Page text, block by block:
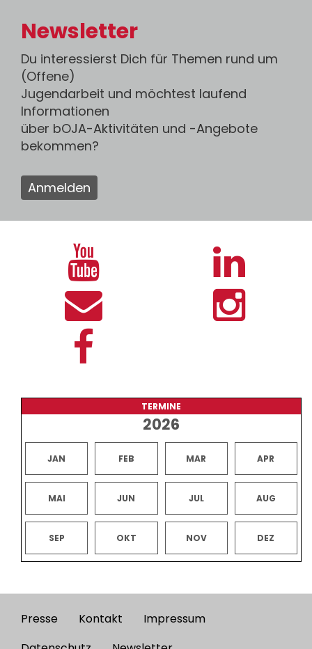
Newsletter
Du interessierst Dich für Themen rund um
(Offene)
Jugendarbeit und möchtest laufend
Informationen
über bOJA-Aktivitäten und -Angebote
bekommen?
Anmelden
TERMINE
2026
JAN FEB MAR APR
MAI JUN JUL AUG
SEP OKT NOV DEZ
Footer
Presse Kontakt
Impressum